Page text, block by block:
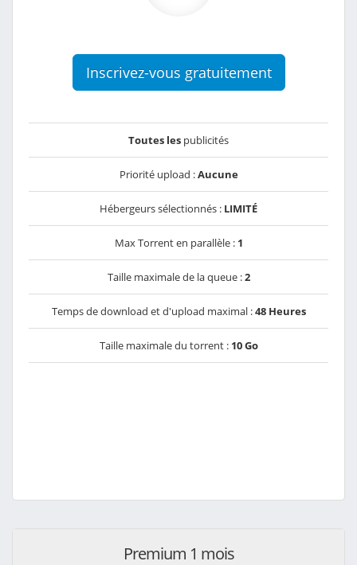
Inscrivez-vous gratuitement
Toutes les publicités
Priorité upload :Aucune
Hébergeurs sélectionnés : LIMITÉ
Max Torrent en parallèle : 1
Taille maximale de la queue :2
Temps de download et d'upload maximal :48 Heures
Taille maximale du torrent : 10 Go
Premium 1 mois